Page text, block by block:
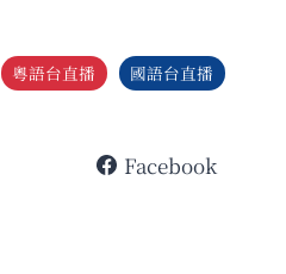
粵語台直播 國語台直播
Facebook